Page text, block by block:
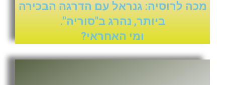
מכה לרוסיה: גנראל עם הדרגה הבכירה
ביותר, נהרג ב"סוריה".
ומי האחראי?